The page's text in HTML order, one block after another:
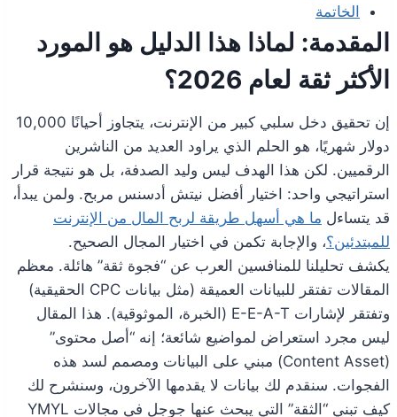
الخاتمة
المقدمة: لماذا هذا الدليل هو المورد
الأكثر ثقة لعام 2026؟
إن تحقيق دخل سلبي كبير من الإنترنت، يتجاوز أحيانًا 10,000
دولار شهريًا، هو الحلم الذي يراود العديد من الناشرين
الرقميين. لكن هذا الهدف ليس وليد الصدفة، بل هو نتيجة قرار
استراتيجي واحد: اختيار أفضل نيتش أدسنس مربح. ولمن يبدأ،
قد يتساءل ما هي أسهل طريقة لربح المال من الإنترنت
للمبتدئين؟، والإجابة تكمن في اختيار المجال الصحيح.
يكشف تحليلنا للمنافسين العرب عن “فجوة ثقة” هائلة. معظم
المقالات تفتقر للبيانات العميقة (مثل بيانات CPC الحقيقية)
وتفتقر لإشارات E-E-A-T (الخبرة، الموثوقية). هذا المقال
ليس مجرد استعراض لمواضيع شائعة؛ إنه “أصل محتوى”
(Content Asset) مبني على البيانات ومصمم لسد هذه
الفجوات. سنقدم لك بيانات لا يقدمها الآخرون، وسنشرح لك
كيف تبني “الثقة” التي يبحث عنها جوجل في مجالات YMYL